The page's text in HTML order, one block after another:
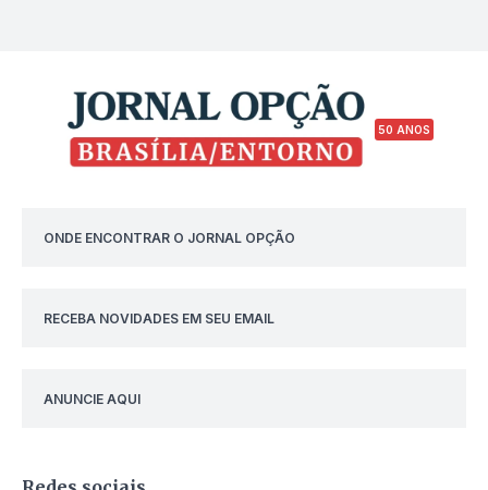
50 ANOS
ONDE ENCONTRAR O JORNAL OPÇÃO
RECEBA NOVIDADES EM SEU EMAIL
ANUNCIE AQUI